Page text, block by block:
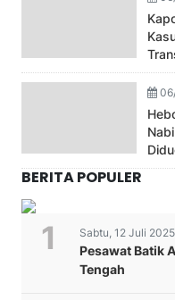
BERITA POPULER
Sabtu, 12 Juli
Pesawat Batik
Tengah